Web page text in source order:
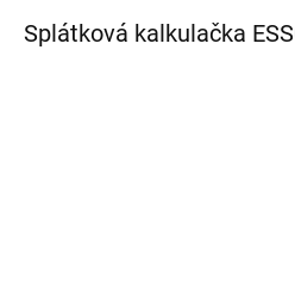
Splátková kalkulačka